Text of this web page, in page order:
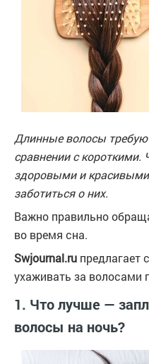
Длинные волосы
сравнении с короткими.
здоровыми и
заботиться о них.
Важно правильно
во время сна.
Swjournal.ru предлагает
ухаживать за волосами
1. Что лучше —
волосы на ночь?